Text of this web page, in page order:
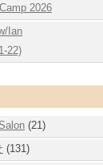
2026
Ian
22)
(21)
(131)